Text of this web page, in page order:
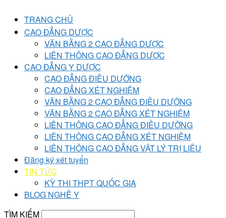
TRANG CHỦ
CAO ĐẲNG DƯỢC
VĂN BẰNG 2 CAO ĐẲNG DƯỢC
LIÊN THÔNG CAO ĐẲNG DƯỢC
CAO ĐẲNG Y DƯỢC
CAO ĐẲNG ĐIỀU DƯỠNG
CAO ĐẲNG XÉT NGHIỆM
VĂN BẰNG 2 CAO ĐẲNG ĐIỀU DƯỠNG
VĂN BẰNG 2 CAO ĐẲNG XÉT NGHIỆM
LIÊN THÔNG CAO ĐẲNG ĐIỀU DƯỠNG
LIÊN THÔNG CAO ĐẲNG XÉT NGHIỆM
LIÊN THÔNG CAO ĐẲNG VẬT LÝ TRỊ LIỆU
Đăng ký xét tuyển
TIN TỨC
KỲ THI THPT QUỐC GIA
BLOG NGHỀ Y
TÌM KIẾM